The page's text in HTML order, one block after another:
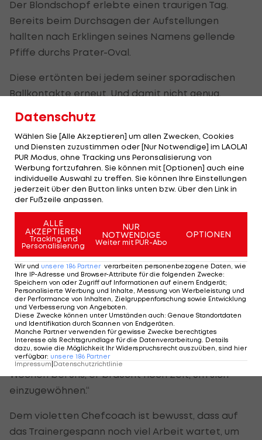
Der Blondschopf erlebte einen traurigen Tag.
Bereits beim Durchsagen der Aufstellungen
hallten nach Erklingen seines Namens gellende
Pfiffe durchs Prater-Oval.
Diese ertönten bei jedem seiner sporadischen
Ballkontakte erneut. Und damit nicht genug,
Spruchband mit der Aufschrift: „R.K. Parasit statt
Barazite – What the fuck“
Seine Rapid-Vergangenheit bleibt den violetten
Anhängern weiterhin ein Dorn im Auge. Kienast
ließ sich nach dem Match jedoch nichts
anmerken. „Ich bin Profi genug, um diese Aktion
wegzustecken. Es war ein Match wie jedes
andere.“
Vastic bittet um Geduld
Die atmosphärischen Störungen waren auch ein
Mitgrund, warum er in Hälfte zwei ausgewechselt
wurde. Aber nicht nur deswegen, wie Vastic
betonte: „Ich wollte mit Tadic einen schnellen
Spieler bringen. Außerdem ist Roman erst zwei
Wochen bei uns, er braucht noch Zeit, um sich
einzugewöhnen.“
Dem violetten Chefcoach ist bewusst, dass auf
das Trainergespann noch viel Arbeit wartet, um
Datenschutz
Wählen Sie [Alle Akzeptieren] um allen Zwecken, Cookies
und Diensten zuzustimmen oder [Nur Notwendige] im LAOLA1
PUR Modus, ohne Tracking uns Peronsalisierung von
Werbung fortzufahren. Sie können mit [Optionen] auch eine
individuelle Auswahl zu treffen. Sie können Ihre Einstellungen
jederzeit über den Button links unten bzw. über den Link in
der Fußzeile anpassen.
ALLE
AKZEPTIEREN
Tracking und
Personalisierung
NUR
NOTWENDIGE
Weiter mit PUR-Abo
OPTIONEN
Wir und unsere 186 Partner verarbeiten personenbezogene Daten, wie
Ihre IP-Adresse und Browser-Attribute für die folgenden Zwecke:
Speichern von oder Zugriff auf Informationen auf einem Endgerät;
Personalisierte Werbung und Inhalte, Messung von Werbeleistung und
der Performance von Inhalten, Zielgruppenforschung sowie Entwicklung
und Verbesserung von Angeboten.
Diese Zwecke können unter Umständen auch: Genaue Standortdaten
und Identifikation durch Scannen von Endgeräten.
Manche Partner verwenden für gewisse Zwecke berechtigtes
Interesse als Rechtsgrundlage für die Datenverarbeitung. Details
dazu, sowie die Möglichkeit Ihr Widerspruchsrecht auszuüben, sind hier
verfügbar: unsere 186 Partner
Impressum Datenschutzrichtlinie